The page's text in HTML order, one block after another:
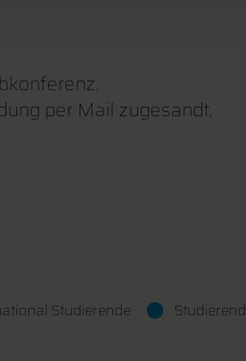
per Mail zugesandt.
Studierende